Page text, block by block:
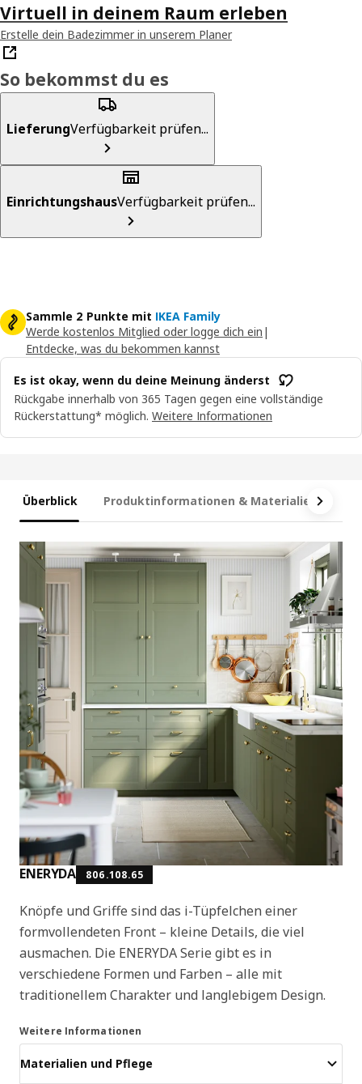
Virtuell in deinem Raum erleben
Erstelle dein Badezimmer in unserem Planer
So bekommst du es
LieferungVerfügbarkeit prüfen...
EinrichtungshausVerfügbarkeit prüfen...
Sammle 2 Punkte mit IKEA Family
Werde kostenlos Mitglied oder logge dich ein |
Entdecke, was du bekommen kannst
Es ist okay, wenn du deine Meinung änderst
Rückgabe innerhalb von 365 Tagen gegen eine vollständige
Rückerstattung* möglich. Weitere Informationen
Überblick Produktinformationen & Materialien
ENERYDA 806.108.65
Knöpfe und Griffe sind das i-Tüpfelchen einer
formvollendeten Front – kleine Details, die viel
ausmachen. Die ENERYDA Serie gibt es in
verschiedene Formen und Farben – alle mit
traditionellem Charakter und langlebigem Design.
Weitere Informationen
Materialien und Pflege